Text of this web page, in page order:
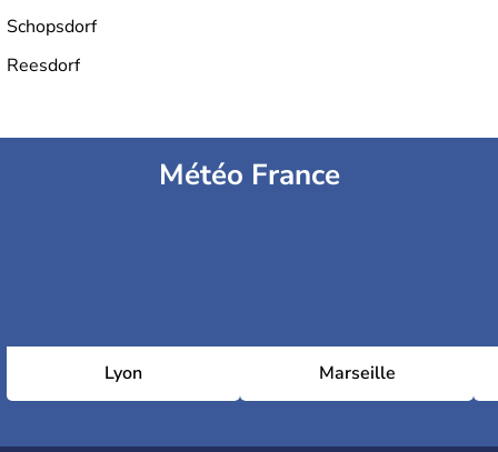
Schopsdorf
Reesdorf
Météo France
Lyon Marseille